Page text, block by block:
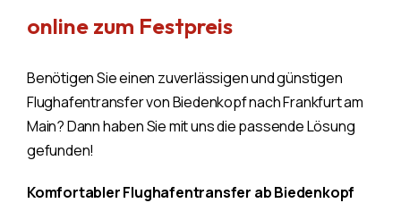
online zum Festpreis
Benötigen Sie einen zuverlässigen und günstigen
Flughafentransfer von Biedenkopf nach Frankfurt am
Main? Dann haben Sie mit uns die passende Lösung
gefunden!
Komfortabler Flughafentransfer ab Biedenkopf